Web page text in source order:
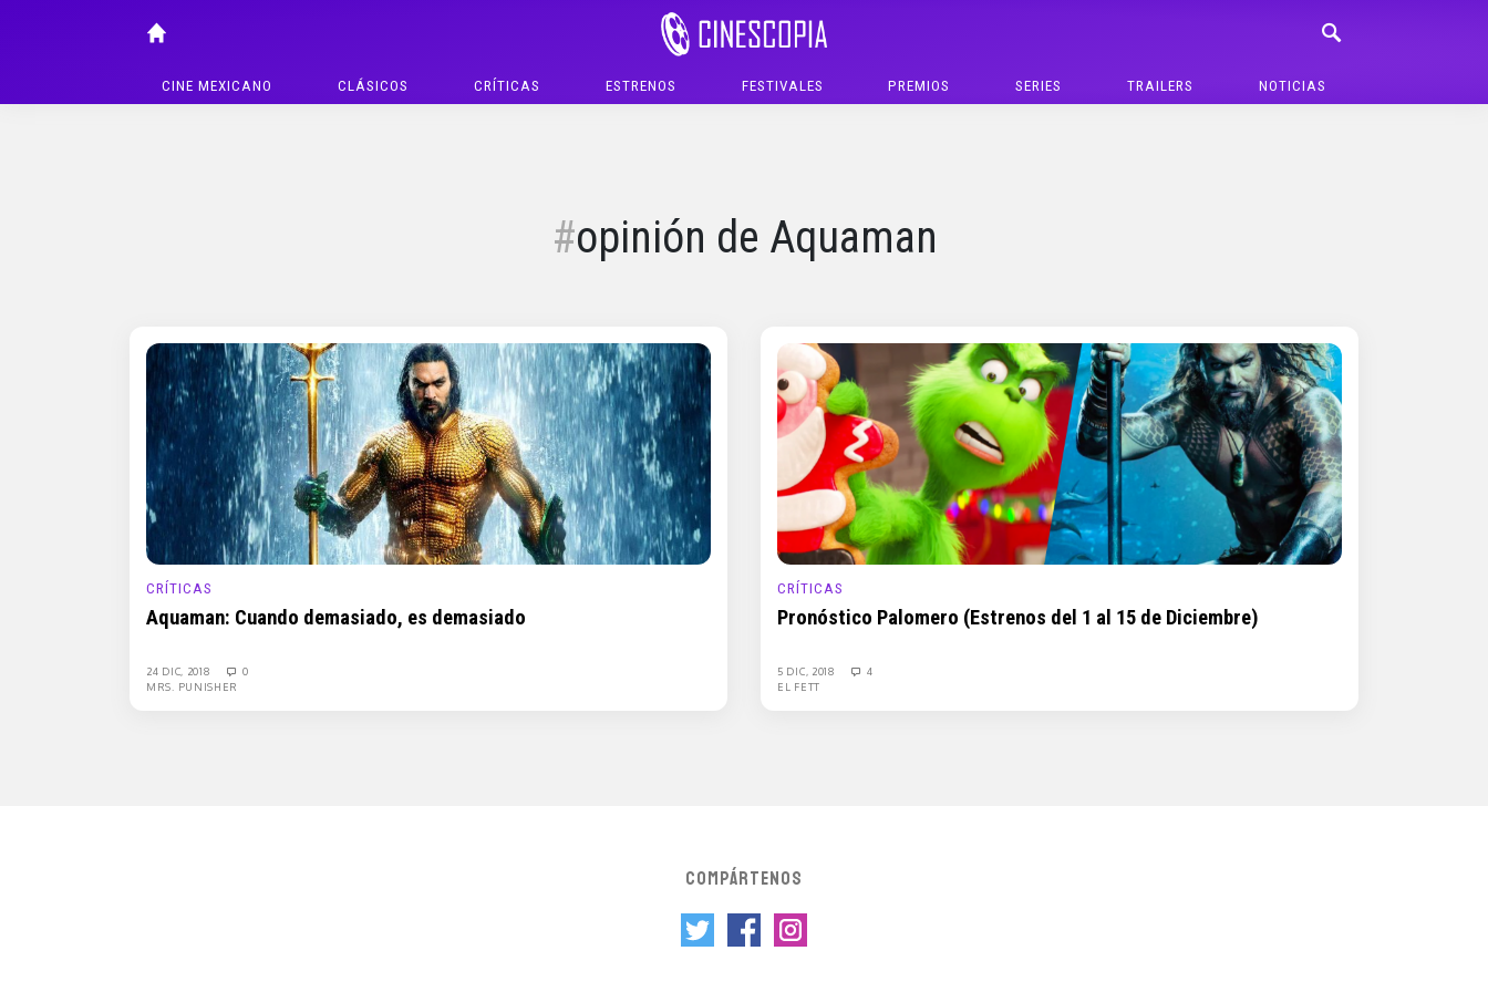
CINE MEXICANO CLÁSICOS CRÍTICAS ESTRENOS FESTIVALES PREMIOS SERIES TRAILERS NOTICIAS
opinión de Aquaman
CRÍTICAS
Aquaman: Cuando demasiado, es demasiado
24 DIC, 2018
0
MRS. PUNISHER
CRÍTICAS
Pronóstico Palomero (Estrenos del 1 al 15 de Diciembre)
5 DIC, 2018
4
EL FETT
COMPÁRTENOS